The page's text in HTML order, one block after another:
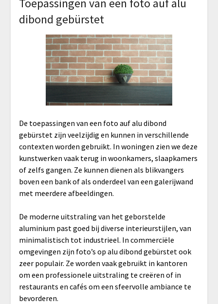
Toepassingen van een foto auf alu
dibond gebürstet
De toepassingen van een foto auf alu dibond
gebürstet zijn veelzijdig en kunnen in verschillende
contexten worden gebruikt. In woningen zien we deze
kunstwerken vaak terug in woonkamers, slaapkamers
of zelfs gangen. Ze kunnen dienen als blikvangers
boven een bank of als onderdeel van een galerijwand
met meerdere afbeeldingen.
De moderne uitstraling van het geborstelde
aluminium past goed bij diverse interieurstijlen, van
minimalistisch tot industrieel. In commerciële
omgevingen zijn foto’s op alu dibond gebürstet ook
zeer populair. Ze worden vaak gebruikt in kantoren
om een professionele uitstraling te creëren of in
restaurants en cafés om een sfeervolle ambiance te
bevorderen.